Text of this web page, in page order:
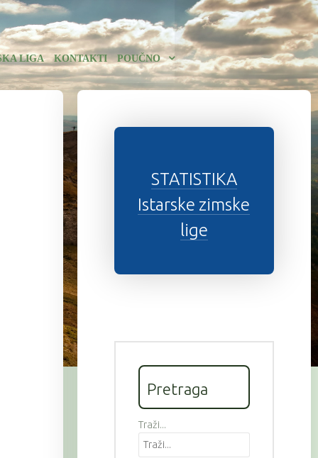
LIGA KONTAKTI POUČNO
STATISTIKA
Istarske zimske
lige
Pretraga
Traži...